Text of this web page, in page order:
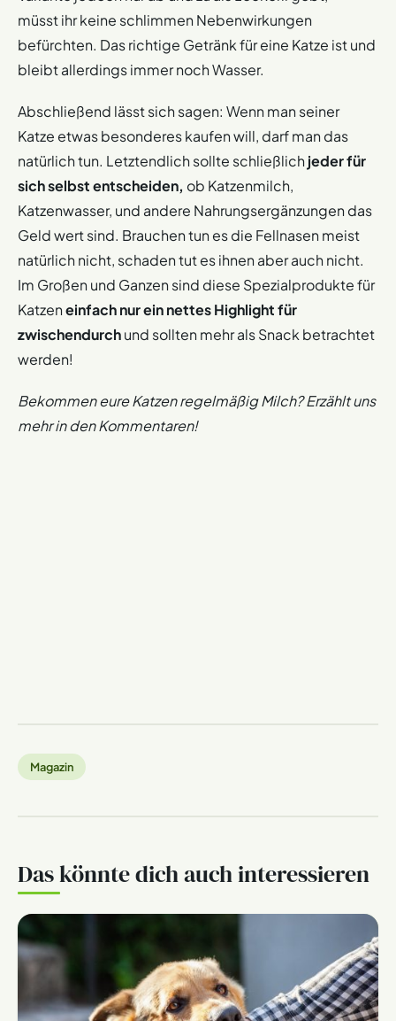
müsst ihr keine schlimmen Nebenwirkungen
befürchten. Das richtige Getränk für eine Katze ist und
bleibt allerdings immer noch Wasser.
Abschließend lässt sich sagen: Wenn man seiner
Katze etwas besonderes kaufen will, darf man das
natürlich tun. Letztendlich sollte schließlichjeder für
sich selbst entscheiden, ob Katzenmilch,
Katzenwasser, und andere Nahrungsergänzungen das
Geld wert sind. Brauchen tun es die Fellnasen meist
natürlich nicht, schaden tut es ihnen aber auch nicht.
Im Großen und Ganzen sind diese Spezialprodukte für
Katzeneinfach nur ein nettes Highlight für
zwischendurchund sollten mehr als Snack betrachtet
werden!
Bekommen eure Katzen regelmäßig Milch? Erzählt uns
mehr in den Kommentaren!
Magazin
Das könnte dich auch interessieren